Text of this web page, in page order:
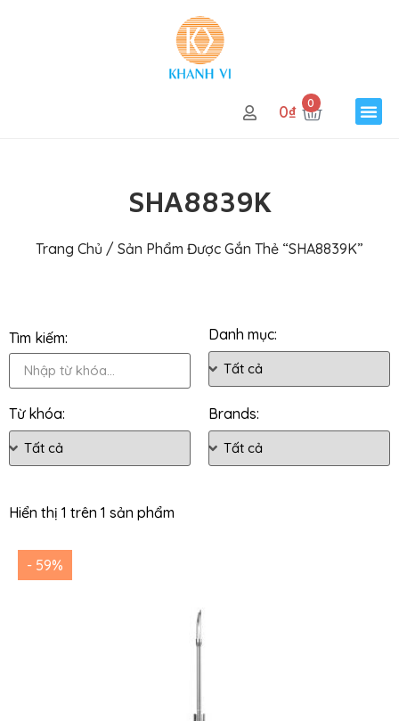
0₫ 0
SHA8839K
Trang Chủ / Sản Phẩm Được Gắn Thẻ “SHA8839K”
Tìm kiếm: Danh mục:
Từ khóa: Brands:
Hiển thị 1 trên 1 sản phẩm
- 59%